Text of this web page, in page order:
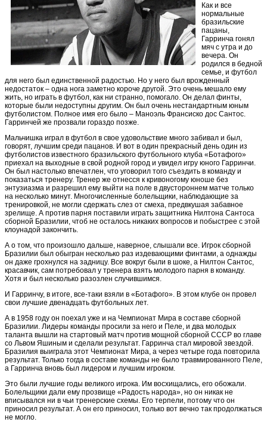
Как и все
нормальные
бразильские
пацаны,
Гарринча гонял
мяч с утра и до
вечера. Он
родился в бедной
семье, и футбол
для него был единственной радостью. Но у него был врожденный
недостаток – одна нога заметно короче другой. Это очень мешало ему
жить, но играть в футбол, как ни странно, помогало. Он делал финты,
которые были недоступны другим. Он был очень нестандартным юным
футболистом. Полное имя его было – Маноэль Франсиско дос Сантос.
Гарринчей же прозвали гораздо позже.
Мальчишка играл в футбол в свое удовольствие много забивал и был,
говорят, лучшим среди пацанов. И вот в один прекрасный день один из
футболистов известного бразильского футбольного клуба «Ботафого»
приехал на выходные в свой родной город и увидел игру юного Гарринчи.
Он был настолько впечатлен, что уговорил того съездить в команду и
показаться тренеру. Тренер же отнесся к кривоногому юноше без
энтузиазма и разрешил ему выйти на поле в двустороннем матче только
на несколько минут. Многочисленные болельщики, наблюдающие за
тренировкой, не могли сдержать слез от смеха, предвкушая забавное
зрелище. А против парня поставили играть защитника Нилтона Сантоса
сборной Бразилии, чтоб не осталось никаких вопросов и побыстрее с этой
клоунадой закончить.
А о том, что произошло дальше, наверное, слышали все. Игрок сборной
Бразилии был обыгран несколько раз издевающими финтами, а однажды
он даже грохнулся на задницу. Все вокруг были в шоке, а Нилтон Сантос,
красавчик, сам потребовал у тренера взять молодого парня в команду.
Хотя и был несколько разозлен случившимся.
И Гарринчу, в итоге, все-таки взяли в «Ботафого». В этом клубе он провел
свои лучшие двенадцать футбольных лет.
А в 1958 году он поехал уже и на Чемпионат Мира в составе сборной
Бразилии. Лидеры команды просили за него и Пеле, и два молодых
таланта вышли на стартовый матч против мощной сборной СССР во главе
со Львом Яшиным и сделали результат. Гарринча стал мировой звездой.
Бразилия выиграла этот Чемпионат Мира, а через четыре года повторила
результат. Только тогда в составе команды не было травмированного Пеле,
а Гарринча вновь был лидером и лучшим игроком.
Это были лучшие годы великого игрока. Им восхищались, его обожали.
Болельщики дали ему прозвище «Радость народа», но он никак не
вписывался ни в чьи тренерские схемы. Его терпели, потому что он
приносил результат. А он его приносил, только вот вечно так продолжаться
не могло.